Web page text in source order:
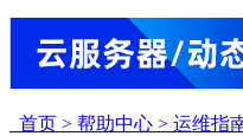
首页 > 帮助中心 > 运维指